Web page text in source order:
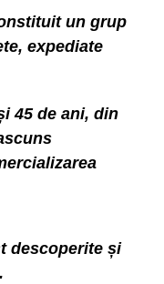
un grup
expediate
45 de ani, din
descoperite și